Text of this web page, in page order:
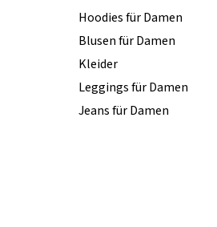
Hoodies für Damen
Blusen für Damen
Kleider
Leggings für Damen
Jeans für Damen